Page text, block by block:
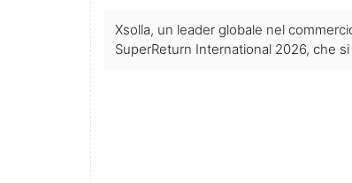
Xsolla, un leader globale nel
SuperReturn International 2026, che